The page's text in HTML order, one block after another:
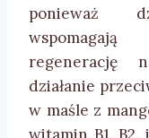
ponieważ
regenerację
działanie
w maśle z